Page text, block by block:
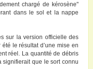
chargé de kérosène"
dans le sol et la nappe
sur la version officielle des
le résultat d’une mise en
réel. La quantité de débris
signifierait que le sort connu